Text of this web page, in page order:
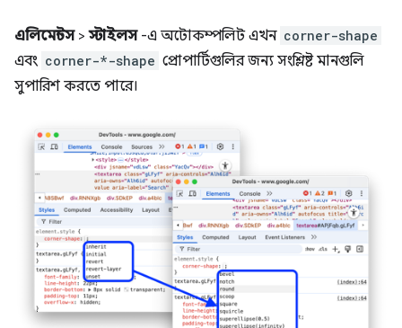
এলিমেন্টস>স্টাইলস-এ অটোকম্পলিট এখন corner-shape
এবং corner-*-shape প্রোপার্টিগুলির জন্য সংশ্লিষ্ট মানগুলি
সুপারিশ করতে পারে।